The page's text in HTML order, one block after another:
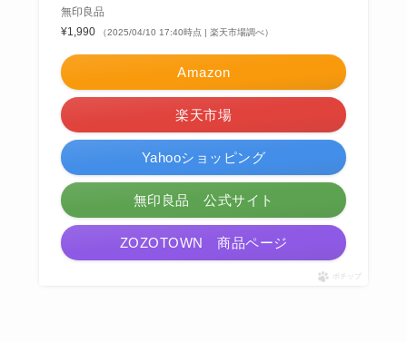
無印良品
¥1,990
（2025/04/10 17:40時点 | 楽天市場調べ）
Amazon
楽天市場
Yahooショッピング
無印良品 公式サイト
ZOZOTOWN 商品ページ
ポチップ